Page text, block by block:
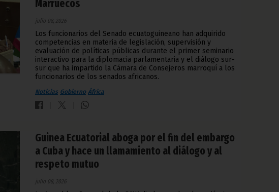
Marruecos
julio 08, 2026
Los funcionarios del Senado ecuatoguineano han adquirido
competencias en materia de legislación, supervisión y
evaluación de políticas públicas durante el primer seminario
interactivo para la diplomacia parlamentaria y el diálogo sur-
sur que ha impartido la Cámara de Consejeros marroquí a los
funcionarios de los senados africanos.
Noticias Gobierno África
Guinea Ecuatorial aboga por el fin del embargo
a Cuba y hace un llamamiento al diálogo y al
respeto mutuo
julio 08, 2026